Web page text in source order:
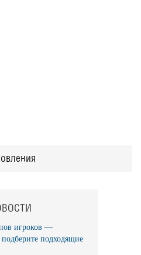
игроков —
подходящие